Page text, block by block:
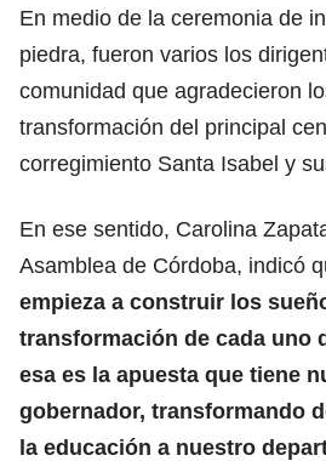
En medio de la ceremonia de
piedra, fueron varios los
comunidad que agradecieron
transformación del principal
corregimiento Santa Isabel y
En ese sentido, Carolina
Asamblea de Córdoba, indicó
empieza a construir los
transformación de cada uno
esa es la apuesta que tiene
gobernador, transformando
la educación a nuestro